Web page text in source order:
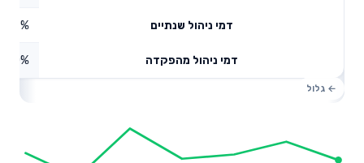
דמי ניהול שנתיים
דמי ניהול מהפקדה 0%